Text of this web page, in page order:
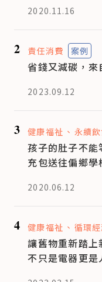
2020.11.16
2 責任消費 案例
省錢又減碳，來
2023.09.12
3 健康福祉 永續
孩子的肚子不
充包送往偏鄉
2020.06.12
4 健康福祉 循環
讓舊物重新踏
不只是電器更